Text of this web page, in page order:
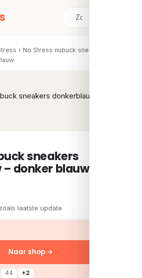
› No Stress nubuck sneakers
sneakers
donker blauw
laatste update
44 +2
Naar shop →